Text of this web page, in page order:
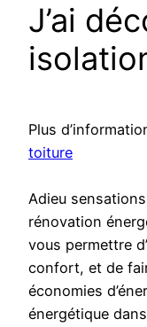
J’ai
Plus
toiture
Adieu
rénovation
vous permettre
confort, et de
économies
énergétique